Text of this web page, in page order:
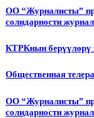
ОО “Журналисты”
солидарности
КТРКнын берүүлөрү
Общественная
ОО “Журналисты”
солидарности